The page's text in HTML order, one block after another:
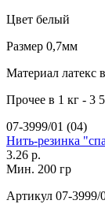
Цвет белый
Размер 0,7мм
Материал латекс
Прочее в 1 кг - 3
07-3999/01 (04)
Нить-резинка
3.26 р.
Мин. 200 гр
Артикул 07-3999/